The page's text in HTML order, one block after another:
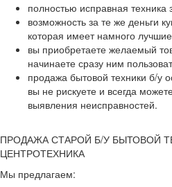
полностью исправная
возможность за те же деньги
которая имеет намного
вы приобретаете желаемый
начинаете сразу ним
продажа бытовой техники б/у
вы не рискуете и всегда
выявления неисправностей.
ПРОДАЖА СТАРОЙ Б/У БЫТОВОЙ
ЦЕНТРОТЕХНИКА
Мы предлагаем: